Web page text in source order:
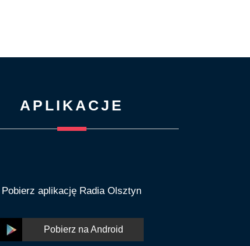
APLIKACJE
Pobierz aplikację Radia Olsztyn
Pobierz na Android